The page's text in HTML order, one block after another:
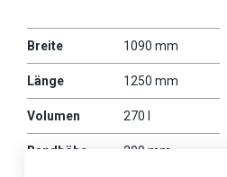
Breite 1090 mm
Länge 1250 mm
Volumen 270 l
Randhöhe 200 mm